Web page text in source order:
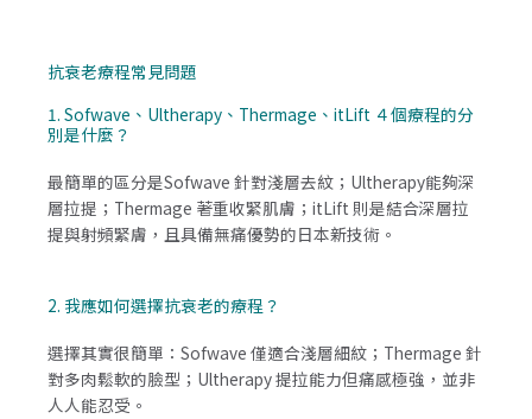
抗衰老療程常見問題
1. Sofwave、Ultherapy、Thermage、itLift ４個療程的分
別是什麼？
最簡單的區分是Sofwave 針對淺層去紋；Ultherapy能夠深
層拉提；Thermage 著重收緊肌膚；itLift 則是結合深層拉
提與射頻緊膚，且具備無痛優勢的日本新技術。
2. 我應如何選擇抗衰老的療程？
選擇其實很簡單：Sofwave 僅適合淺層細紋；Thermage 針
對多肉鬆軟的臉型；Ultherapy 提拉能力但痛感極強，並非
人人能忍受。